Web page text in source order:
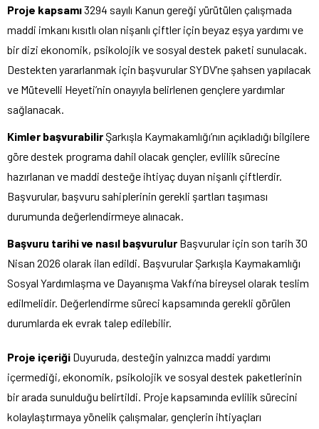
Proje kapsamı3294 sayılı Kanun gereği yürütülen çalışmada
maddi imkanı kısıtlı olan nişanlı çiftler için beyaz eşya yardımı ve
bir dizi ekonomik, psikolojik ve sosyal destek paketi sunulacak.
Destekten yararlanmak için başvurular SYDV’ne şahsen yapılacak
ve Mütevelli Heyeti’nin onayıyla belirlenen gençlere yardımlar
sağlanacak.
Kimler başvurabilirŞarkışla Kaymakamlığı’nın açıkladığı bilgilere
göre destek programa dahil olacak gençler, evlilik sürecine
hazırlanan ve maddi desteğe ihtiyaç duyan nişanlı çiftlerdir.
Başvurular, başvuru sahiplerinin gerekli şartları taşıması
durumunda değerlendirmeye alınacak.
Başvuru tarihi ve nasıl başvurulur Başvurular için son tarih 30
Nisan 2026 olarak ilan edildi. Başvurular Şarkışla Kaymakamlığı
Sosyal Yardımlaşma ve Dayanışma Vakfı’na bireysel olarak teslim
edilmelidir. Değerlendirme süreci kapsamında gerekli görülen
durumlarda ek evrak talep edilebilir.
Proje içeriği Duyuruda, desteğin yalnızca maddi yardımı
içermediği, ekonomik, psikolojik ve sosyal destek paketlerinin
bir arada sunulduğu belirtildi. Proje kapsamında evlilik sürecini
kolaylaştırmaya yönelik çalışmalar, gençlerin ihtiyaçları